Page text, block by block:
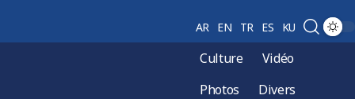
AR EN TR ES KU
Culture
Vidéo
Photos
Divers